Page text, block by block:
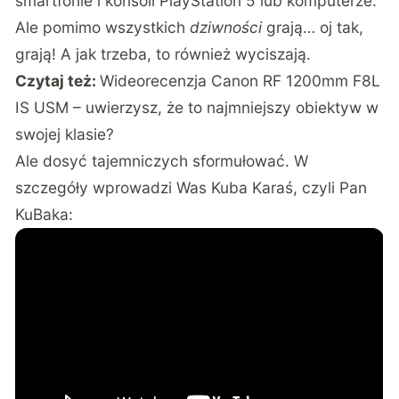
Ale pomimo wszystkichdziwności grają… oj tak,
grają! A jak trzeba, to również wyciszają.
Czytaj też:Wideorecenzja Canon RF 1200mm F8L
IS USM – uwierzysz, że to najmniejszy obiektyw w
swojej klasie?
Ale dosyć tajemniczych sformułować. W
szczegóły wprowadzi Was Kuba Karaś, czyli Pan
KuBaka: